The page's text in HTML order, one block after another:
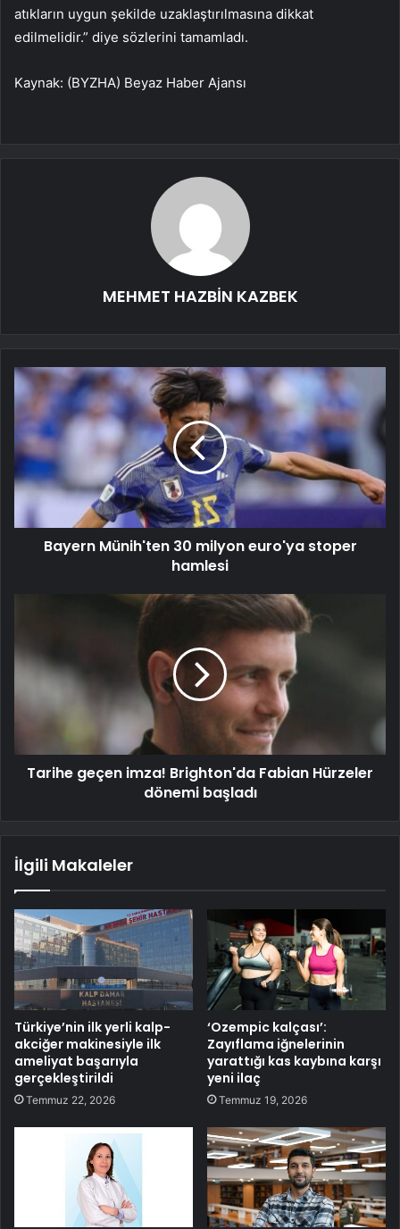
atıkların uygun şekilde uzaklaştırılmasına dikkat
edilmelidir.” diye sözlerini tamamladı.
Kaynak: (BYZHA) Beyaz Haber Ajansı
MEHMET HAZBİN KAZBEK
Bayern Münih'ten 30 milyon euro'ya stoper
hamlesi
Tarihe geçen imza! Brighton'da Fabian Hürzeler
dönemi başladı
İlgili Makaleler
Türkiye’nin ilk yerli kalp-
akciğer makinesiyle ilk
ameliyat başarıyla
gerçekleştirildi
Temmuz 22, 2026
‘Ozempic kalçası’:
Zayıflama iğnelerinin
yarattığı kas kaybına karşı
yeni ilaç
Temmuz 19, 2026